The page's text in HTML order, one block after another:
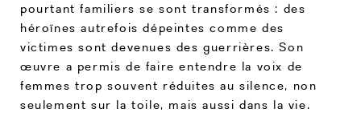
pourtant familiers se sont transformés : des
héroïnes autrefois dépeintes comme des
victimes sont devenues des guerrières. Son
œuvre a permis de faire entendre la voix de
femmes trop souvent réduites au silence, non
seulement sur la toile, mais aussi dans la vie.